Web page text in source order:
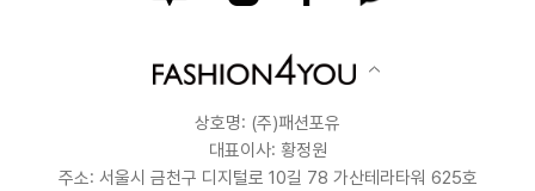
상호명: (주)패션포유
대표이사: 황정원
주소: 서울시 금천구 디지털로 10길 78 가산테라타워 625호